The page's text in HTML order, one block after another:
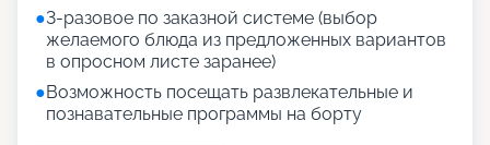
●3-разовое по заказной системе (выбор
желаемого блюда из предложенных вариантов
в опросном листе заранее)
●Возможность посещать развлекательные и
познавательные программы на борту